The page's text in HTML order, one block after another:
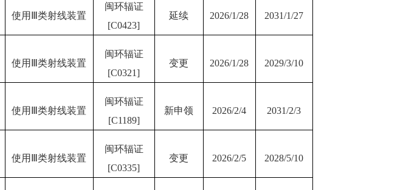
使用Ⅲ类射线装置
闽环辐证
[C0423]
延续 2026/1/28 2031/1/27
使用Ⅲ类射线装置
闽环辐证
[C0321]
变更 2026/1/28 2029/3/10
使用Ⅲ类射线装置
闽环辐证
[C1189]
新申领 2026/2/4 2031/2/3
使用Ⅲ类射线装置
闽环辐证
[C0335]
变更 2026/2/5 2028/5/10